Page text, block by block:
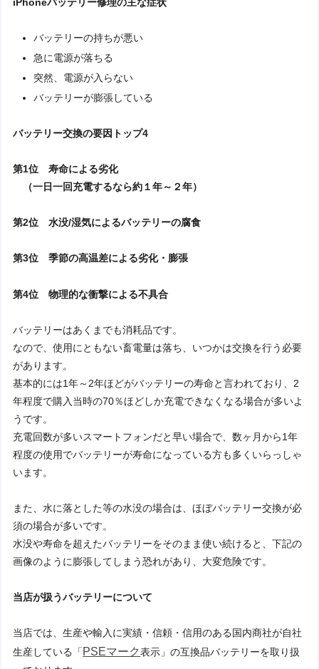
バッテリーの持ちが悪い
急に電源が落ちる
突然、電源が入らない
バッテリーが膨張している
バッテリー交換の要因トップ4
第1位 寿命による劣化
（一日一回充電するなら約１年～２年）
第2位 水没/湿気によるバッテリーの腐食
第3位 季節の高温差による劣化・膨張
第4位 物理的な衝撃による不具合
バッテリーはあくまでも消耗品です。
なので、使用にともない畜電量は落ち、いつかは交換を行う必要
があります。
基本的には1年～2年ほどがバッテリーの寿命と言われており、2
年程度で購入当時の70％ほどしか充電できなくなる場合が多いよ
うです。
充電回数が多いスマートフォンだと早い場合で、数ヶ月から1年
程度の使用でバッテリーが寿命になっている方も多くいらっしゃ
います。
また、水に落とした等の水没の場合は、ほぼバッテリー交換が必
須の場合が多いです。
水没や寿命を超えたバッテリーをそのまま使い続けると、下記の
画像のように膨張してしまう恐れがあり、大変危険です。
当店が扱うバッテリーについて
当店では、生産や輸入に実績・信頼・信用のある国内商社が自社
生産している「 PSEマーク表示」の互換品バッテリーを取り扱